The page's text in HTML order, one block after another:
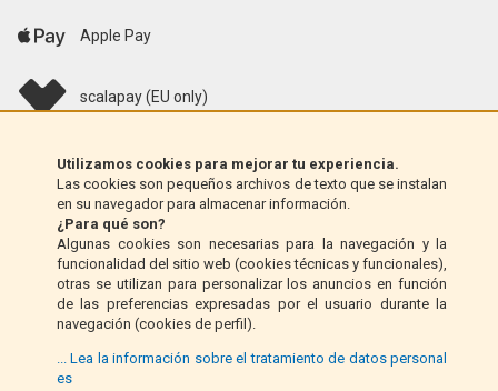
Utilizamos cookies para mejorar tu experiencia.
Las cookies son pequeños archivos de texto que se instalan
en su navegador para almacenar información.
¿Para qué son?
Algunas cookies son necesarias para la navegación y la
funcionalidad del sitio web (cookies técnicas y funcionales),
otras se utilizan para personalizar los anuncios en función
de las preferencias expresadas por el usuario durante la
navegación (cookies de perfil).
... Lea la información sobre el tratamiento de datos personal
es
Apple Pay
scalapay (EU only)
Klarna (solo UE)
Giro postal (solo Italia)
Contra reembolso (solo Italia)